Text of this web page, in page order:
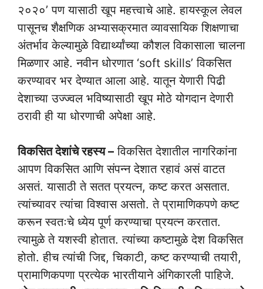
२०२०’ पण यासाठी खूप महत्त्वाचे आहे. हायस्कूल लेवल
पासूनच शैक्षणिक अभ्यासक्रमात व्यावसायिक शिक्षणाचा
अंतर्भाव केल्यामुळे विद्यार्थ्यांच्या कौशल विकासाला चालना
मिळणार आहे. नवीन धोरणात ‘soft skills’ विकसित
करण्यावर भर देण्यात आला आहे. यातून येणारी पिढी
देशाच्या उज्ज्वल भविष्यासाठी खूप मोठे योगदान देणारी
ठरावी ही या धोरणाची अपेक्षा आहे.
विकसित देशांचे रहस्य – विकसित देशातील नागरिकांना
आपण विकसित आणि संपन्न देशात रहावं असं वाटत
असतं. यासाठी ते सतत प्रयत्न, कष्ट करत असतात.
त्यांच्यावर त्यांचा विश्वास असतो. ते प्रामाणिकपणे कष्ट
करून स्वतःचे ध्येय पूर्ण करण्याचा प्रयत्न करतात.
त्यामुळे ते यशस्वी होतात. त्यांच्या कष्टामुळे देश विकसित
होतो. हीच त्यांची जिद्द, चिकाटी, कष्ट करण्याची तयारी,
प्रामाणिकपणा प्रत्येक भारतीयाने अंगिकारली पाहिजे.